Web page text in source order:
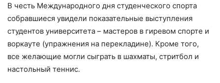
В честь Международного дня студенческого спорта
собравшиеся увидели показательные выступления
студентов университета – мастеров в гиревом спорте и
воркауте (упражнения на перекладине). Кроме того,
все желающие могли сыграть в шахматы, стритбол и
настольный теннис.